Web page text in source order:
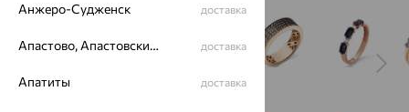
Анжеро-Судженск доставка
Апастово, Апастовский район доставка
Апатиты доставка